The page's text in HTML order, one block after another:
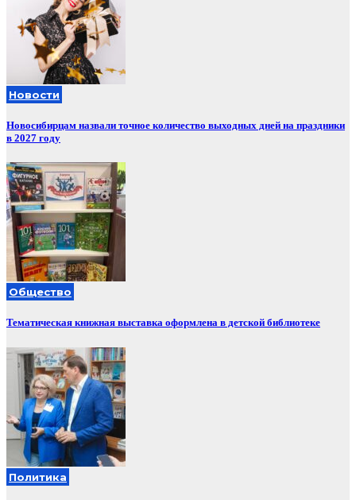
Новости
Новосибирцам назвали точное количество выходных дней на праздники
в 2027 году
Общество
Тематическая книжная выставка оформлена в детской библиотеке
Политика